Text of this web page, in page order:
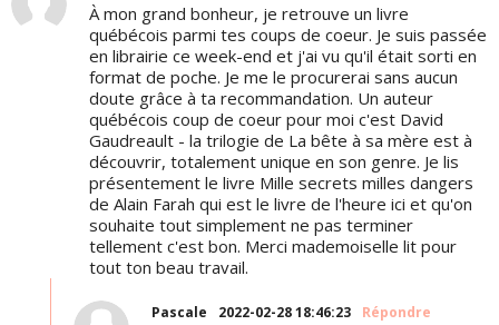
À mon grand bonheur, je retrouve un livre
québécois parmi tes coups de coeur. Je suis passée
en librairie ce week-end et j'ai vu qu'il était sorti en
format de poche. Je me le procurerai sans aucun
doute grâce à ta recommandation. Un auteur
québécois coup de coeur pour moi c'est David
Gaudreault - la trilogie de La bête à sa mère est à
découvrir, totalement unique en son genre. Je lis
présentement le livre Mille secrets milles dangers
de Alain Farah qui est le livre de l'heure ici et qu'on
souhaite tout simplement ne pas terminer
tellement c'est bon. Merci mademoiselle lit pour
tout ton beau travail.
Pascale 2022-02-28 18:46:23 Répondre